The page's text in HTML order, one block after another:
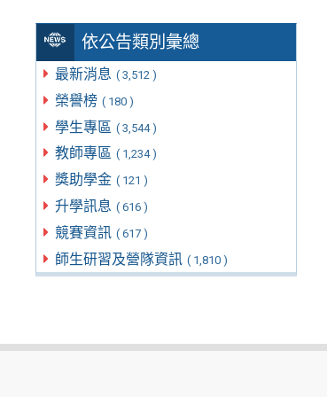
依公告類別彙總
最新消息 ( 3,512 )
榮譽榜 ( 180 )
學生專區 ( 3,544 )
教師專區 ( 1,234 )
獎助學金 ( 121 )
升學訊息 ( 616 )
競賽資訊 ( 617 )
師生研習及營隊資訊 ( 1,810 )